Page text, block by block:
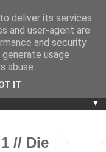
▼
// Die
deliver its services
and user-agent are
and security
usage
abuse.
IT